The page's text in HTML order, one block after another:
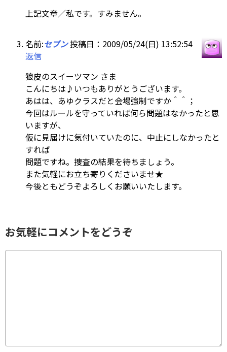
上記文章／私です。すみません。
名前:セブン投稿日：2009/05/24(日) 13:52:54
返信
狼皮のスイーツマン さま
こんにちは♪いつもありがとうございます。
あはは、あゆクラスだと会場強制ですか＾＾；
今回はルールを守っていれば何ら問題はなかったと思
いますが、
仮に見届けに気付いていたのに、中止にしなかったと
すれば
問題ですね。捜査の結果を待ちましょう。
また気軽にお立ち寄りくださいませ★
今後ともどうぞよろしくお願いいたします。
お気軽にコメントをどうぞ